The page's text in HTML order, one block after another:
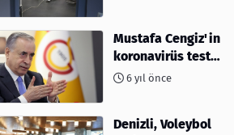
Mustafa Cengiz'in
koronavirüs test
sonucu açıklandı
6 yıl önce
Denizli, Voleybol